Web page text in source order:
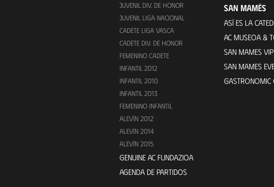
JUVENIL DIV. DE HONOR
JUVENIL LIGA NACIONAL
CADETE LIGA VASCA
CADETE DIV. DE HONOR
FEMENINO CADETE
INFANTIL 2012
INFANTIL 2010
INFANTIL 2013
FEMENINO INFANTIL
ALEVÍN 2012
ALEVÍN 2014
ALEVÍN 2015
GENUINE AC FUNDAZIOA
AGENDA DE PARTIDOS
SAN MAMÉS
ASÍ ES LA
AC MUSEOA &
SAN MAMES
SAN MAMES
GASTRONOMIC